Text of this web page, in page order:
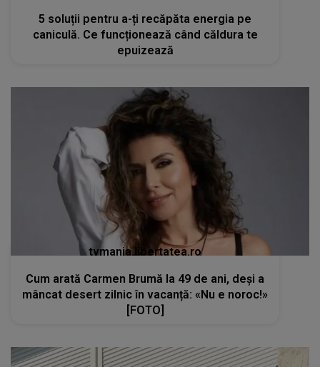
5 soluții pentru a-ți recăpăta energia pe
caniculă. Ce funcționează când căldura te
epuizează
tvmania.libertatea.ro
Cum arată Carmen Brumă la 49 de ani, deși a
mâncat desert zilnic în vacanță: «Nu e noroc!»
[FOTO]